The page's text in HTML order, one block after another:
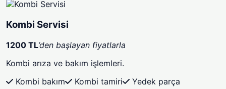
Kombi Servisi
1200 TL’den başlayan fiyatlarla
Kombi arıza ve bakım işlemleri.
Kombi bakım
Kombi tamiri Yedek parça